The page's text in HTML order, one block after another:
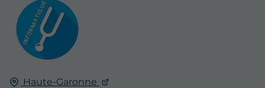
Haute-Garonne